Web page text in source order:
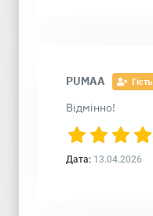
PUMAA Гість
Відмінно!
Дата: 13.04.2026